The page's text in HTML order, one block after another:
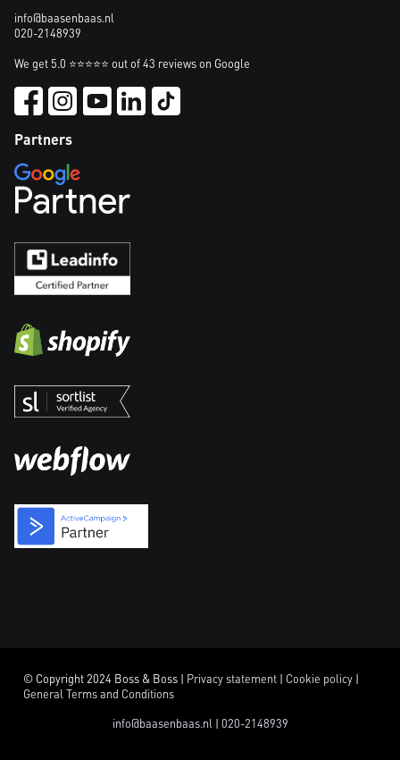
info@baasenbaas.nl
020-2148939
We get 5.0 ⭐⭐⭐⭐⭐ out of 43 reviews on Google
Partners
© Copyright 2024 Boss & Boss | Privacy statement | Cookie policy |
General Terms and Conditions
info@baasenbaas.nl | 020-2148939